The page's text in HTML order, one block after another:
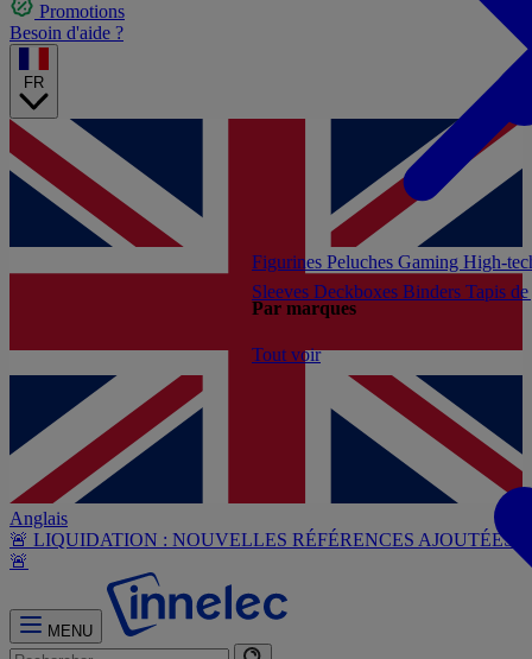
Promotions
Besoin d'aide ?
FR
Anglais
🚨 LIQUIDATION : NOUVELLES RÉFÉRENCES AJOUTÉES
🚨
MENU
Figurines Peluches Gaming High-
Par marques
Tout voir
Sleeves Deckboxes Binders Tapis